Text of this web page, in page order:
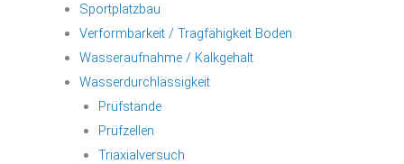
Sportplatzbau
Verformbarkeit / Tragfähigkeit Boden
Wasseraufnahme / Kalkgehalt
Wasserdurchlässigkeit
Prüfstände
Prüfzellen
Triaxialversuch